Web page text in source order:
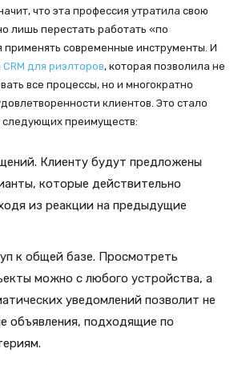
что эта профессия утратила свою
лишь перестать работать «по
применять современные инструменты. И
CRM для риэлторов, которая позволила не
все процессы, но и многократно
клиентов. Это стало
преимуществ:
Клиенту будут предложены
которые действительно
из реакции на предыдущие
к общей базе. Просмотреть
можно с любого устройства, а
уведомлений позволит не
объявления, подходящие по